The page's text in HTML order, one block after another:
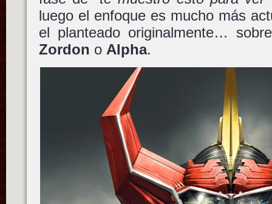
luego el enfoque es mucho más
el planteado originalmente…
Zordon o Alpha.